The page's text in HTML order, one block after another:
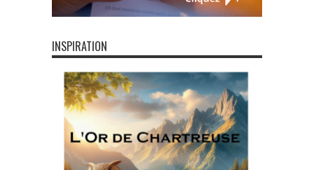
INSPIRATION